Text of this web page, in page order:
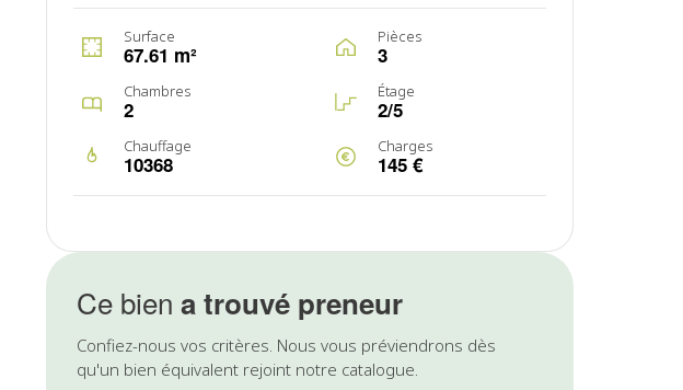
Surface
67.61 m²
Pièces
3
Chambres
2
Étage
2/5
Chauffage
10368
Charges
145 €
Ce biena trouvé preneur
Confiez-nous vos critères. Nous vous préviendrons dès
qu'un bien équivalent rejoint notre catalogue.